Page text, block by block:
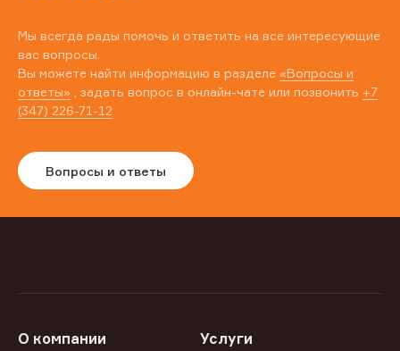
Мы всегда рады помочь и ответить на все интересующие
вас вопросы.
Вы можете найти информацию в разделе «Вопросы и
ответы» , задать вопрос в онлайн-чате или позвонить +7
(347) 226-71-12
Вопросы и ответы
О компании Услуги